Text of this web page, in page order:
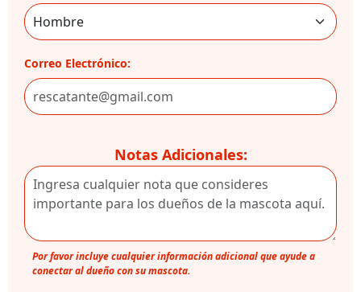
Correo Electrónico:
Notas Adicionales:
Por favor incluye cualquier información adicional que ayude a
conectar al dueño con su mascota.